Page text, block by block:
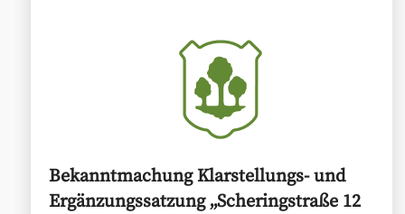
Bekanntmachung Klarstellungs- und
Ergänzungssatzung „Scheringstraße 12